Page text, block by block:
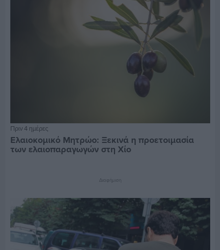
Πριν 4 ημέρες
Ελαιοκομικό Μητρώο: Ξεκινά η προετοιμασία
των ελαιοπαραγωγών στη Χίο
Διαφήμιση